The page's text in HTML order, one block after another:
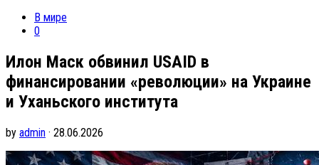
В мире
0
Илон Маск обвинил USAID в
финансировании «революции» на Украине
и Уханьского института
by admin · 28.06.2026